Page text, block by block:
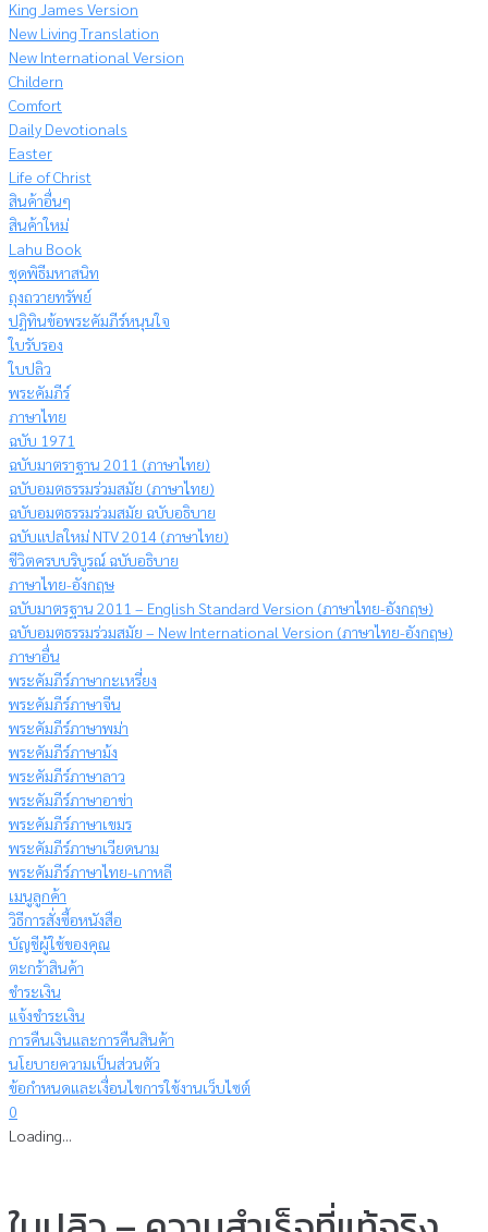
King James Version
New Living Translation
New International Version
Childern
Comfort
Daily Devotionals
Easter
Life of Christ
สินค้าอื่นๆ
สินค้าใหม่
Lahu Book
ชุดพิธีมหาสนิท
ถุงถวายทรัพย์
ปฏิทินข้อพระคัมภีร์หนุนใจ
ใบรับรอง
ใบปลิว
พระคัมภีร์
ภาษาไทย
ฉบับ 1971
ฉบับมาตราฐาน 2011 (ภาษาไทย)
ฉบับอมตธรรมร่วมสมัย (ภาษาไทย)
ฉบับอมตธรรมร่วมสมัย ฉบับอธิบาย
ฉบับแปลใหม่ NTV 2014 (ภาษาไทย)
ชีวิตครบบริบูรณ์ ฉบับอธิบาย
ภาษาไทย-อังกฤษ
ฉบับมาตรฐาน 2011 – English Standard Version (ภาษาไทย-อังกฤษ)
ฉบับอมตธรรมร่วมสมัย – New International Version (ภาษาไทย-อังกฤษ)
ภาษาอื่น
พระคัมภีร์ภาษากะเหรี่ยง
พระคัมภีร์ภาษาจีน
พระคัมภีร์ภาษาพม่า
พระคัมภีร์ภาษาม้ง
พระคัมภีร์ภาษาลาว
พระคัมภีร์ภาษาอาข่า
พระคัมภีร์ภาษาเขมร
พระคัมภีร์ภาษาเวียดนาม
พระคัมภีร์ภาษาไทย-เกาหลี
เมนูลูกค้า
วิธีการสั่งซื้อหนังสือ
บัญชีผู้ใช้ของคุณ
ตะกร้าสินค้า
ชำระเงิน
แจ้งชำระเงิน
การคืนเงินและการคืนสินค้า
นโยบายความเป็นส่วนตัว
ข้อกำหนดและเงื่อนไขการใช้งานเว็บไซต์
0
Loading...